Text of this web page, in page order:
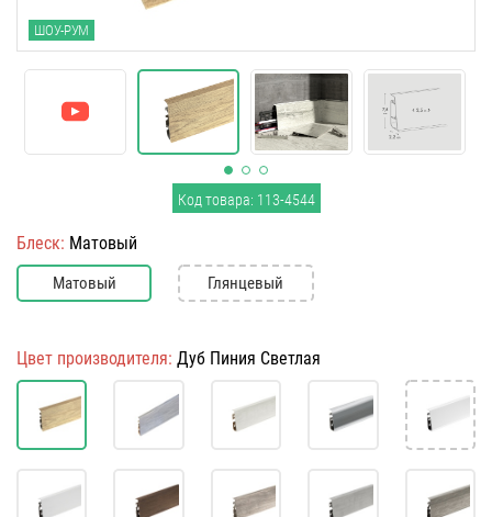
ШОУ-РУМ
Код товара: 113-4544
Блеск: Матовый
Матовый Глянцевый
Цвет производителя: Дуб Пиния Светлая